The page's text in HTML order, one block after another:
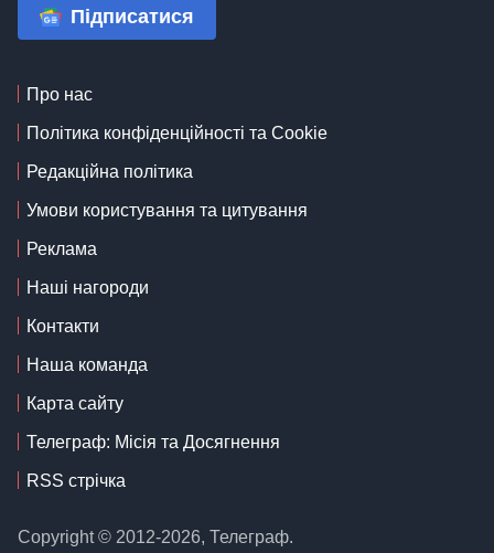
Підписатися
Про нас
Політика конфіденційності та Cookie
Редакційна політика
Умови користування та цитування
Реклама
Наші нагороди
Контакти
Наша команда
Карта сайту
Телеграф: Місія та Досягнення
RSS стрічка
Copyright © 2012-2026, Телеграф.